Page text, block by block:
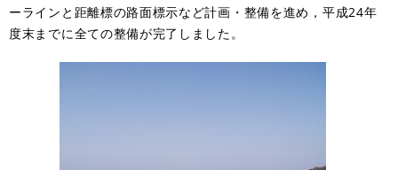
ーラインと距離標の路面標示など計画・整備を進め，平成24年
度末までに全ての整備が完了しました。